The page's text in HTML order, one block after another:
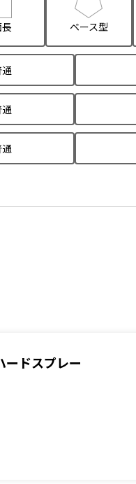
ベース型
ードスプレー